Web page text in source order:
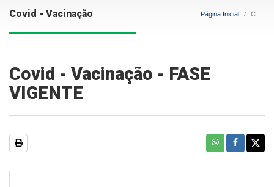
Covid - Vacinação Página Inicial Covid - Vacinação
Covid - Vacinação - FASE
VIGENTE